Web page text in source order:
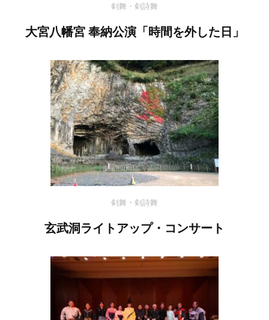
剣舞・剣詩舞
大宮八幡宮 奉納公演「時間を外した日」
剣舞・剣詩舞
玄武洞ライトアップ・コンサート